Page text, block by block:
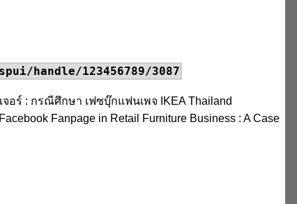
handle/123456789/3087
อร์ : กรณีศึกษา เฟซบุ๊กแฟนเพจ IKEA Thailand
Fanpage in Retail Furniture Business : A Case